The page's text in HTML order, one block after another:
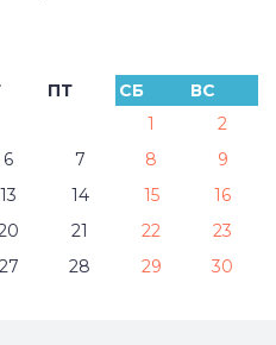
ПТ СБ
ВС
1
2
6 7 8
9
13 14 15
16
21 22
23
27 28 29
30